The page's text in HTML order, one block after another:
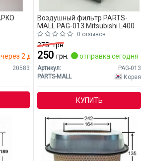
2 дн.
20583
Воздушный фильтр PARTS-
MALL PAG-013 Mitsubishi L400
0 отзывов
275грн.
250 грн. отправка сегодня
Артикул:
PAG-013
PARTS-MALL
Корея
КУПИТЬ